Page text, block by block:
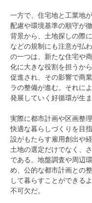
一方で、住宅地と工業地
配慮や環境基準の順守が
背景から、土地探しの際
などの規制にも注意が払
の一つは、新たな住宅や
化に大きな役割を担うか
促進され、その影響で商
ラの整備が進む。それに
発展していく好循環が生ま
実際に都市計画や区画整
快適な暮らしづくりを目
設がもたらす雇用創出や
土地の選定だけでなく、
である。地盤調査や周辺
め、公的な都市計画との
して暮らすことができる
不可欠だ。